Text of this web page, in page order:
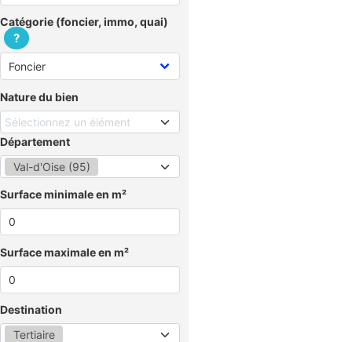
Catégorie (foncier, immo, quai)
?
Nature du bien
Sélectionnez un élément
Département
Val-d'Oise (95)
Surface minimale en m²
Surface maximale en m²
Destination
Tertiaire